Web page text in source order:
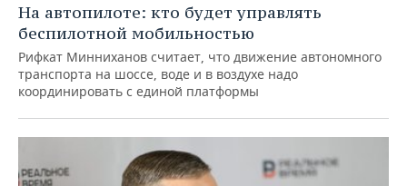
На автопилоте: кто будет управлять
беспилотной мобильностью
Рифкат Минниханов считает, что движение автономного
транспорта на шоссе, воде и в воздухе надо
координировать с единой платформы